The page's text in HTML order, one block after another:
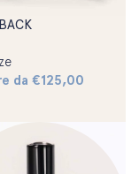
da €125,00